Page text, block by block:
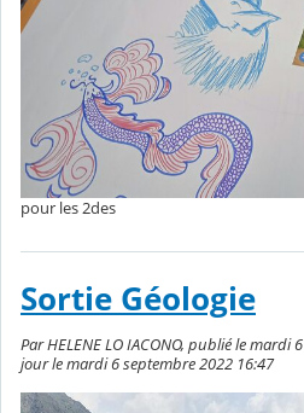
pour les 2des
Sortie Géologie
Par HELENE LO IACONO, publié le mardi
jour le mardi 6 septembre 2022 16:47